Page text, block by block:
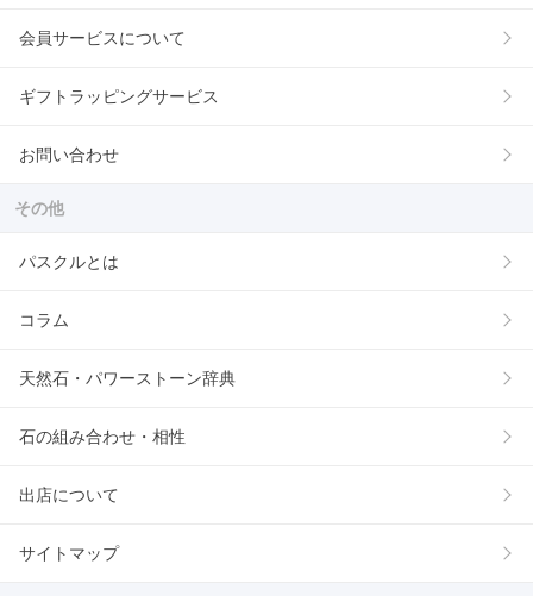
会員サービスについて
ギフトラッピングサービス
お問い合わせ
その他
パスクルとは
コラム
天然石・パワーストーン辞典
石の組み合わせ・相性
出店について
サイトマップ